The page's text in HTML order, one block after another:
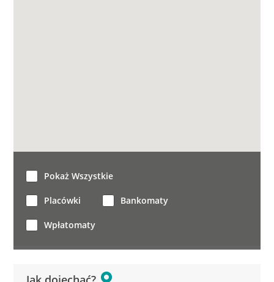
Pokaż Wszystkie
Placówki Bankomaty
Wpłatomaty